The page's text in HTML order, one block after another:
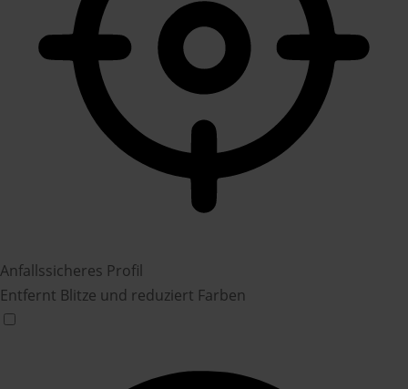
Anfallssicheres Profil
Entfernt Blitze und reduziert Farben